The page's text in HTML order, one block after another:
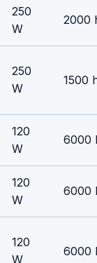
250
W
2000
250
W
1500
120
W
6000
120
W
6000
120
W
6000